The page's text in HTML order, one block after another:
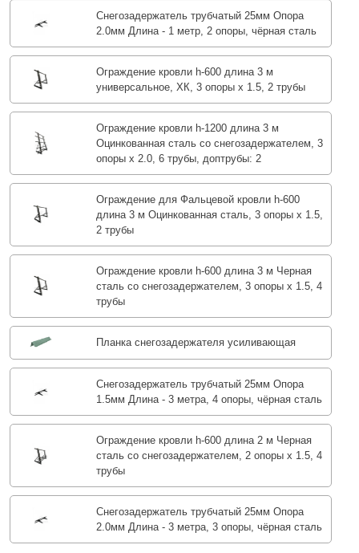
Снегозадержатель трубчатый 25мм Опора
2.0мм Длина - 1 метр, 2 опоры, чёрная сталь
Ограждение кровли h-600 длина 3 м
универсальное, ХК, 3 опоры х 1.5, 2 трубы
Ограждение кровли h-1200 длина 3 м
Оцинкованная сталь со снегозадержателем, 3
опоры х 2.0, 6 трубы, доптрубы: 2
Ограждение для Фальцевой кровли h-600
длина 3 м Оцинкованная сталь, 3 опоры х 1.5,
2 трубы
Ограждение кровли h-600 длина 3 м Черная
сталь со снегозадержателем, 3 опоры х 1.5, 4
трубы
Планка снегозадержателя усиливающая
Снегозадержатель трубчатый 25мм Опора
1.5мм Длина - 3 метра, 4 опоры, чёрная сталь
Ограждение кровли h-600 длина 2 м Черная
сталь со снегозадержателем, 2 опоры х 1.5, 4
трубы
Снегозадержатель трубчатый 25мм Опора
2.0мм Длина - 3 метра, 3 опоры, чёрная сталь